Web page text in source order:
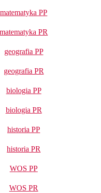
matematyka PP
matematyka PR
geografia PP
geografia PR
biologia PP
biologia PR
historia PP
historia PR
WOS PP
WOS PR